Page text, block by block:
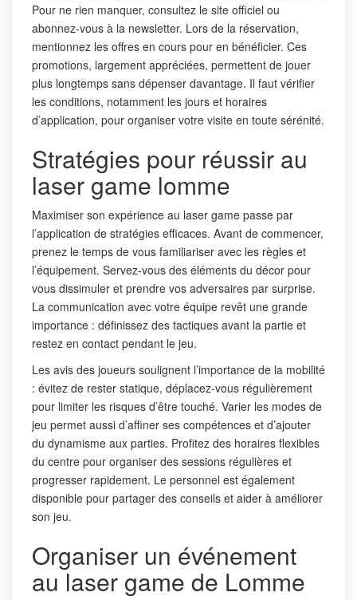
Pour ne rien manquer, consultez le site officiel ou
abonnez-vous à la newsletter. Lors de la réservation,
mentionnez les offres en cours pour en bénéficier. Ces
promotions, largement appréciées, permettent de jouer
plus longtemps sans dépenser davantage. Il faut vérifier
les conditions, notamment les jours et horaires
d’application, pour organiser votre visite en toute sérénité.
Stratégies pour réussir au
laser game lomme
Maximiser son expérience au laser game passe par
l’application de stratégies efficaces. Avant de commencer,
prenez le temps de vous familiariser avec les règles et
l’équipement. Servez-vous des éléments du décor pour
vous dissimuler et prendre vos adversaires par surprise.
La communication avec votre équipe revêt une grande
importance : définissez des tactiques avant la partie et
restez en contact pendant le jeu.
Les avis des joueurs soulignent l’importance de la mobilité
: évitez de rester statique, déplacez-vous régulièrement
pour limiter les risques d’être touché. Varier les modes de
jeu permet aussi d’affiner ses compétences et d’ajouter
du dynamisme aux parties. Profitez des horaires flexibles
du centre pour organiser des sessions régulières et
progresser rapidement. Le personnel est également
disponible pour partager des conseils et aider à améliorer
son jeu.
Organiser un événement
au laser game de Lomme